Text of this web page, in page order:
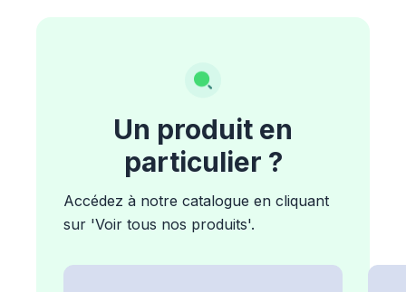
Un produit en
particulier ?
Accédez à notre catalogue en cliquant
sur 'Voir tous nos produits'.